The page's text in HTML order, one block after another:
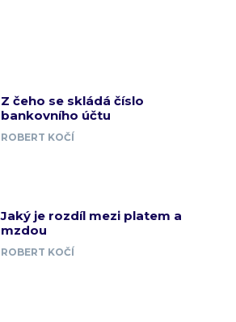
Z čeho se skládá číslo
bankovního účtu
ROBERT KOČÍ
Jaký je rozdíl mezi platem a
mzdou
ROBERT KOČÍ